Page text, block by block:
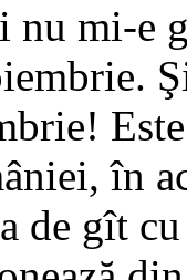
nu mi-e
în
de gît